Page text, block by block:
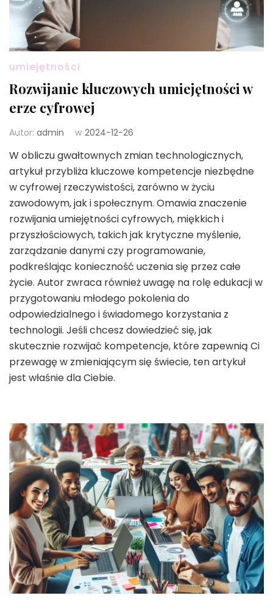
umiejętności
Rozwijanie kluczowych umiejętności w
erze cyfrowej
Autor: admin w 2024-12-26
W obliczu gwałtownych zmian technologicznych,
artykuł przybliża kluczowe kompetencje niezbędne
w cyfrowej rzeczywistości, zarówno w życiu
zawodowym, jak i społecznym. Omawia znaczenie
rozwijania umiejętności cyfrowych, miękkich i
przyszłościowych, takich jak krytyczne myślenie,
zarządzanie danymi czy programowanie,
podkreślając konieczność uczenia się przez całe
życie. Autor zwraca również uwagę na rolę edukacji w
przygotowaniu młodego pokolenia do
odpowiedzialnego i świadomego korzystania z
technologii. Jeśli chcesz dowiedzieć się, jak
skutecznie rozwijać kompetencje, które zapewnią Ci
przewagę w zmieniającym się świecie, ten artykuł
jest właśnie dla Ciebie.